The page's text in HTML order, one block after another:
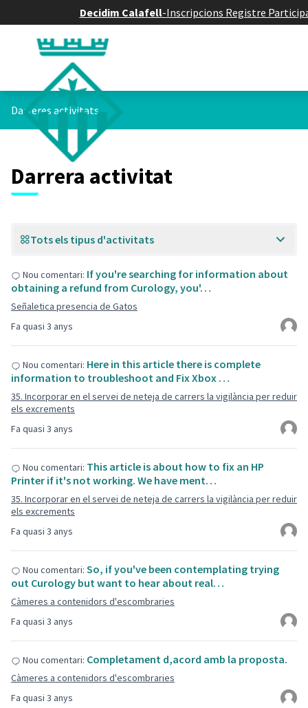
Decidim Calafell-Inscripcions Registre
Darreres activitats
Darrera activitat
Tots els tipus d'activitats
Fa quasi 3 anys
Nou comentari: If you're searching for information about
obtaining a refund from Curology, you'…
Señaletica presencia de Gatos
Fa quasi 3 anys
Nou comentari: Here in this article there is complete
information to troubleshoot and Fix Xbox …
35. Incorporar en el servei de neteja de carrers la vigilància per reduir
els excrements
Fa quasi 3 anys
Nou comentari: This article is about how to fix an HP
Printer if it's not working. We have ment…
35. Incorporar en el servei de neteja de carrers la vigilància per reduir
els excrements
Fa quasi 3 anys
Nou comentari: So, if you've been contemplating trying
out Curology but want to hear about real…
Càmeres a contenidors d'escombraries
Fa quasi 3 anys
Nou comentari: Completament d,acord amb la proposta.
Càmeres a contenidors d'escombraries